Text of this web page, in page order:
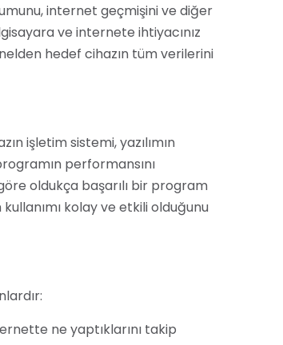
internet geçmişini ve diğer
ve internete ihtiyacınız
hedef cihazın tüm verilerini
işletim sistemi, yazılımın
performansını
oldukça başarılı bir program
kolay ve etkili olduğunu
ne yaptıklarını takip